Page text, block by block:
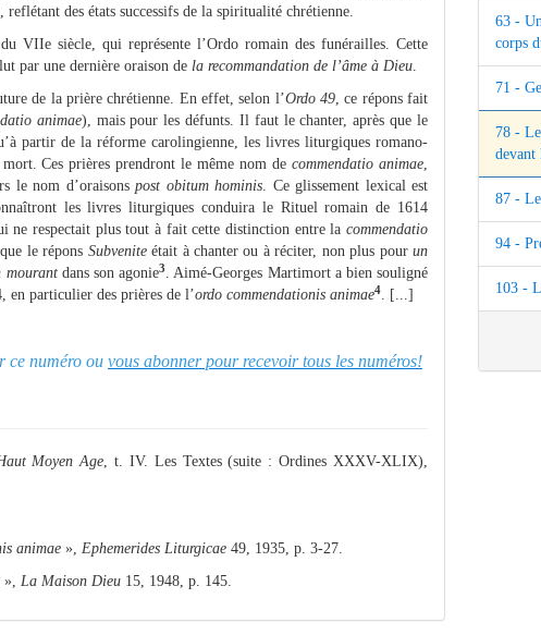
des états successifs de la spiritualité chrétienne.
VIIe siècle, qui représente l’Ordo romain des funérailles. Cette
par une dernière oraison de la recommandation de l’âme à Dieu.
de la prière chrétienne. En effet, selon l’Ordo 49, ce répons fait
animae), mais pour les défunts. Il faut le chanter, après que le
partir de la réforme carolingienne, les livres liturgiques romano-
Ces prières prendront le même nom decommendatio animae,
le nom d’oraisonspost obitum hominis. Ce glissement lexical est
les livres liturgiques conduira le Rituel romain de 1614
ne respectait plus tout à fait cette distinction entre la commendatio
le répons Subveniteétait à chanter ou à réciter, non plus pourun
mourant dans son agonie3. Aimé-Georges Martimort a bien souligné
en particulier des prières de l’ordo commendationis animae4. [...]
ce numéro ou vous abonner pour recevoir tous les numéros!
Moyen Age, t. IV. Les Textes (suite : Ordines XXXV-XLIX),
animae », Ephemerides Liturgicae 49, 1935, p. 3-27.
», La Maison Dieu 15, 1948, p. 145.
63 -
corps
71 -
78 -
devant
87 -
94 -
103 -